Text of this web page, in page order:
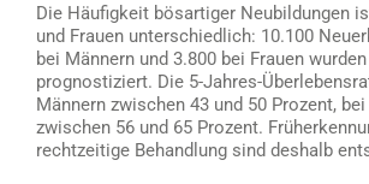
Die Häufigkeit bösartiger Neubildungen
und Frauen unterschiedlich: 10.100
bei Männern und 3.800 bei Frauen
prognostiziert. Die 5-Jahres-
Männern zwischen 43 und 50 Prozent, bei
zwischen 56 und 65 Prozent.
rechtzeitige Behandlung sind deshalb